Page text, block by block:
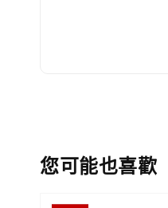
您可能也喜歡